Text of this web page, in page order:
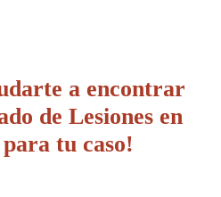
a encontrar
de Lesiones en
tu caso!